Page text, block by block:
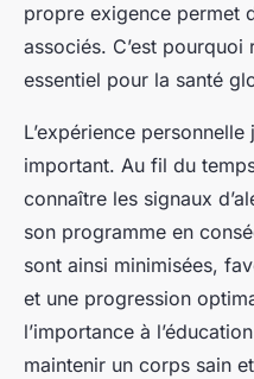
propre exigence permet
associés. C’est
essentiel pour la santé
L’expérience
important. Au fil du
connaître les signaux
son programme en
sont ainsi minimisées,
et une progression
l’importance à
maintenir un corps sain